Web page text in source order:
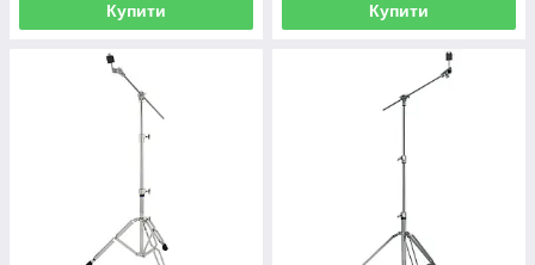
Купити Купити